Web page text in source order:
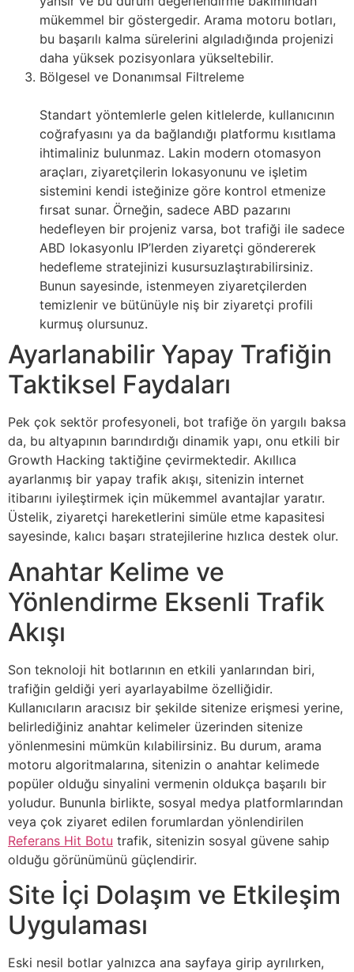
mükemmel bir göstergedir. Arama motoru botları,
bu başarılı kalma sürelerini algıladığında projenizi
daha yüksek pozisyonlara yükseltebilir.
Bölgesel ve Donanımsal Filtreleme
Standart yöntemlerle gelen kitlelerde, kullanıcının
coğrafyasını ya da bağlandığı platformu kısıtlama
ihtimaliniz bulunmaz. Lakin modern otomasyon
araçları, ziyaretçilerin lokasyonunu ve işletim
sistemini kendi isteğinize göre kontrol etmenize
fırsat sunar. Örneğin, sadece ABD pazarını
hedefleyen bir projeniz varsa, bot trafiği ile sadece
ABD lokasyonlu IP’lerden ziyaretçi göndererek
hedefleme stratejinizi kusursuzlaştırabilirsiniz.
Bunun sayesinde, istenmeyen ziyaretçilerden
temizlenir ve bütünüyle niş bir ziyaretçi profili
kurmuş olursunuz.
Ayarlanabilir Yapay Trafiğin
Taktiksel Faydaları
Pek çok sektör profesyoneli, bot trafiğe ön yargılı baksa
da, bu altyapının barındırdığı dinamik yapı, onu etkili bir
Growth Hacking taktiğine çevirmektedir. Akıllıca
ayarlanmış bir yapay trafik akışı, sitenizin internet
itibarını iyileştirmek için mükemmel avantajlar yaratır.
Üstelik, ziyaretçi hareketlerini simüle etme kapasitesi
sayesinde, kalıcı başarı stratejilerine hızlıca destek olur.
Anahtar Kelime ve
Yönlendirme Eksenli Trafik
Akışı
Son teknoloji hit botlarının en etkili yanlarından biri,
trafiğin geldiği yeri ayarlayabilme özelliğidir.
Kullanıcıların aracısız bir şekilde sitenize erişmesi yerine,
belirlediğiniz anahtar kelimeler üzerinden sitenize
yönlenmesini mümkün kılabilirsiniz. Bu durum, arama
motoru algoritmalarına, sitenizin o anahtar kelimede
popüler olduğu sinyalini vermenin oldukça başarılı bir
yoludur. Bununla birlikte, sosyal medya platformlarından
veya çok ziyaret edilen forumlardan yönlendirilen
Referans Hit Botu trafik, sitenizin sosyal güvene sahip
olduğu görünümünü güçlendirir.
Site İçi Dolaşım ve Etkileşim
Uygulaması
Eski nesil botlar yalnızca ana sayfaya girip ayrılırken,